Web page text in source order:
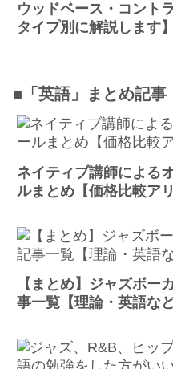
ウッドベース・コント
タイプ別に解説します】
■「英語」まとめ記事
ネイティブ講師による
ルまとめ【価格比較アリ
【まとめ】ジャズボー
事一覧【理論・英語など